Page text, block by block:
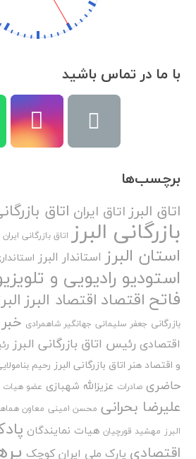
با ما در تماس باشید
برچسب‌ها
اتاق البرزاتاق ایران اتاق
بازرگانی البرز اتاق بازرگانی ایران
استان البرز استاندار البرز
استودیو رادیویی و
فاتح اقتصاد اقتصاد البرز
بازرگانی جعفر سلیمانی جهانگیر شاهمرادی
اقتصادی رئیس اتاق بازرگانی البرز
و اقتصاد هنر اتاق بازرگانی البرز رحیم
حاضری صادرات عزیزالله شهبازی عضو هیات
علیرضا بحرانی محسن امینی معاون
البرز مهشید قورچیان هیات نمایندگان
اقتصادی پارک ملی ایران کوچک